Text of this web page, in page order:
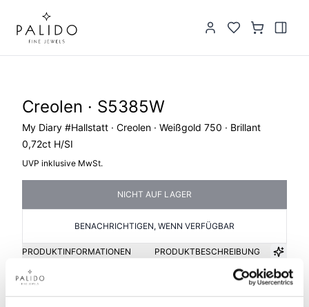
Creolen · S5385W
My Diary #Hallstatt · Creolen · Weißgold 750 · Brillant
0,72ct H/SI
UVP inklusive MwSt.
NICHT AUF LAGER
BENACHRICHTIGEN, WENN VERFÜGBAR
PRODUKTINFORMATIONEN PRODUKTBESCHREIBUNG
Artikelgruppe
Material